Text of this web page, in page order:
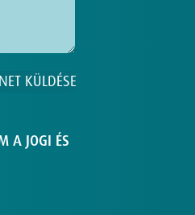
A JOGI ÉS